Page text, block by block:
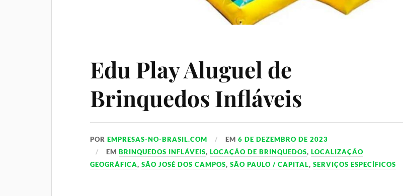
Edu Play Aluguel de
Brinquedos Infláveis
POREMPRESAS-NO-BRASIL.COM EM6 DE DEZEMBRO DE 2023
EMBRINQUEDOS INFLÁVEIS,LOCAÇÃO DE BRINQUEDOS,LOCALIZAÇÃO
GEOGRÁFICA,SÃO JOSÉ DOS CAMPOS,SÃO PAULO / CAPITAL,SERVIÇOS ESPECÍFICOS